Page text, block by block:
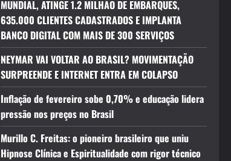
MUNDIAL, ATINGE 1.2 MILHÃO DE EMBARQUES,
635.000 CLIENTES CADASTRADOS E IMPLANTA
BANCO DIGITAL COM MAIS DE 300 SERVIÇOS
NEYMAR VAI VOLTAR AO BRASIL? MOVIMENTAÇÃO
SURPREENDE E INTERNET ENTRA EM COLAPSO
Inflação de fevereiro sobe 0,70% e educação lidera
pressão nos preços no Brasil
Murillo C. Freitas: o pioneiro brasileiro que uniu
Hipnose Clínica e Espiritualidade com rigor técnico